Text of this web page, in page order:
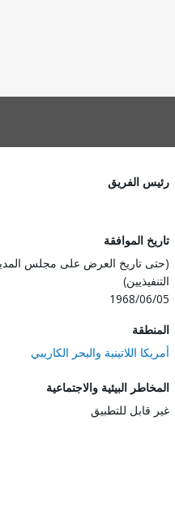
رئيس الفريق
تاريخ الموافقة
(حتى تاريخ العرض على مجلس
التنفيذيين)
1968/06/05
المنطقة
أمريكا اللاتينية والبحر الكاريبي
المخاطر البيئية والاجتماعية
غير قابل للتطبيق